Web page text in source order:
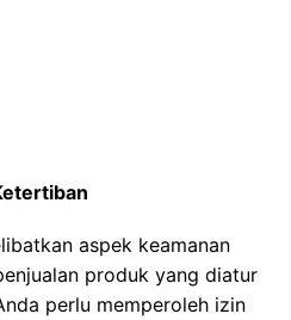
aspek keamanan
produk yang diatur
perlu memperoleh izin